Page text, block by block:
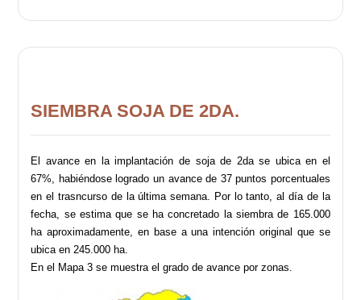
SIEMBRA SOJA DE 2DA.
El avance en la implantación de soja de 2da se ubica en el
67%, habiéndose logrado un avance de 37 puntos porcentuales
en el trasncurso de la última semana. Por lo tanto, al día de la
fecha, se estima que se ha concretado la siembra de 165.000
ha aproximadamente, en base a una intención original que se
ubica en 245.000 ha.
En el Mapa 3 se muestra el grado de avance por zonas.